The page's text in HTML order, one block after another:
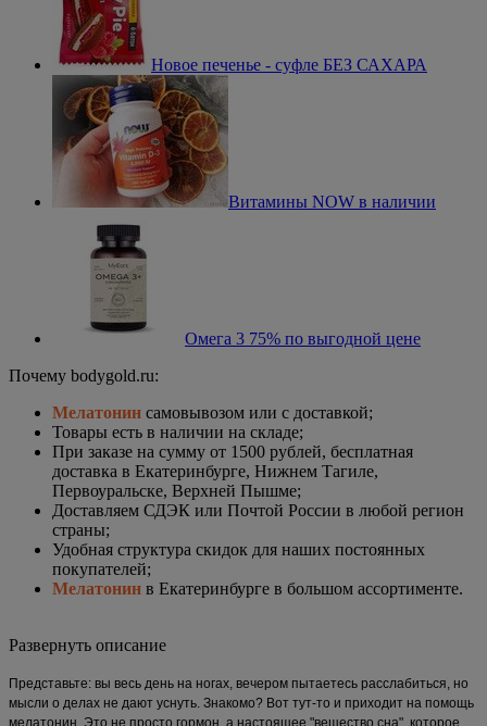
Новое печенье - суфле БЕЗ САХАРА
Витамины NOW в наличии
Омега 3 75% по выгодной цене
Почему bodygold.ru:
Мелатонин самовывозом или c доставкой;
Товары есть в наличии на складе;
При заказе на сумму от 1500 рублей, бесплатная
доставка в Екатеринбурге, Нижнем Тагиле,
Первоуральске, Верхней Пышме;
Доставляем СДЭК или Почтой России в любой регион
страны;
Удобная структура скидок для наших постоянных
покупателей;
Мелатонин в Екатеринбурге в большом ассортименте.
Развернуть описание
Представьте: вы весь день на ногах, вечером пытаетесь расслабиться, но
мысли о делах не дают уснуть. Знакомо? Вот тут-то и приходит на помощь